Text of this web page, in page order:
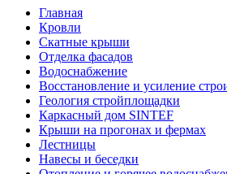
Главная
Кровли
Скатные крыши
Отделка фасадов
Водоснабжение
Восстановление и усиление
Геология стройплощадки
Каркасный дом SINTEF
Крыши на прогонах и фермах
Лестницы
Навесы и беседки